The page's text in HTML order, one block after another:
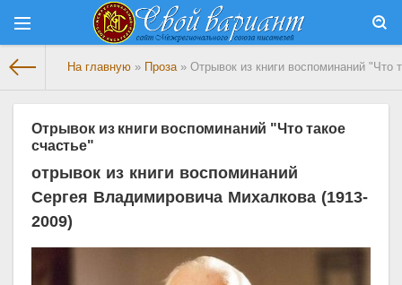
На главную » Проза» Отрывок из книги воспоминаний "Что
Отрывок из книги воспоминаний "Что такое
счастье"
отрывок из книги воспоминаний
Сергея Владимировича Михалкова (1913-
2009)